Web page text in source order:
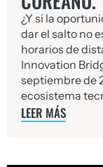
¿Y si la
dar el salto no
horarios de
Innovation
septiembre de
ecosistema
LEER MÁS